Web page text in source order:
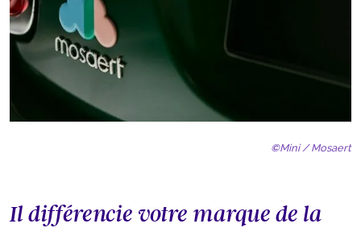
©Mini / Mosaert
Il différencie votre marque de la